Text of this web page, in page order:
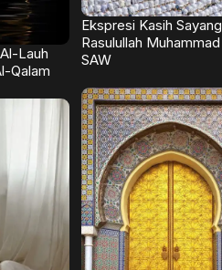
Lauh
Qalam
Ekspresi Kasih Sayang
Rasulullah Muhammad
SAW